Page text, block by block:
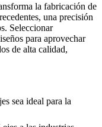
la fabricación de
una precisión
Seleccionar
para aprovechar
de alta calidad,
sea ideal para la